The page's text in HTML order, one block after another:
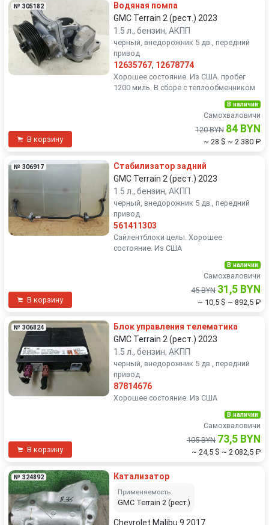
№ 305182
Водяная помпа
GMC Terrain 2 (рест.) 2023
1.5 л., бензин, АКПП
черный, внедорожник 5 дв., передний
привод
12635767, 12678774
Хорошее состояние. Из США. пробег
1200 миль. В сборе с теплообменником
В корзину
В наличии
Самохваловичи
120 BYN 84 BYN
~ 28 $ ~ 2 380 ₽
№ 306917
Стабилизатор задний
GMC Terrain 2 (рест.) 2023
1.5 л., бензин, АКПП
черный, внедорожник 5 дв., передний
привод
561411303
Сайлентблоки целы. Хорошее
состояние. Из США
В корзину
В наличии
Самохваловичи
45 BYN 31,5 BYN
~ 10,5 $ ~ 892,5 ₽
№ 306824
Блок управления телематика
GMC Terrain 2 (рест.) 2023
1.5 л., бензин, АКПП
черный, внедорожник 5 дв., передний
привод
87814676
Хорошее состояние. Из США
В корзину
В наличии
Самохваловичи
105 BYN 73,5 BYN
~ 24,5 $ ~ 2 082,5 ₽
№ 324892 Катализатор
Применяемость:
GMC Terrain 2 (рест.)
Chevrolet Malibu 9 2017